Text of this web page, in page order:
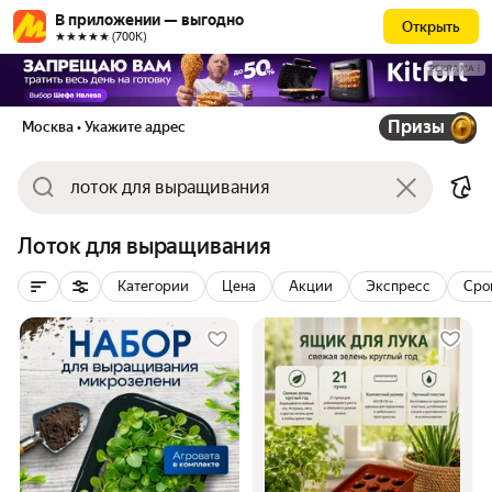
В приложении — выгодно
★★★★★ (700К)
Открыть
РЕКЛАМА
Москва • Укажите адрес Призы
Лоток для выращивания
Категории Цена Акции Экспресс